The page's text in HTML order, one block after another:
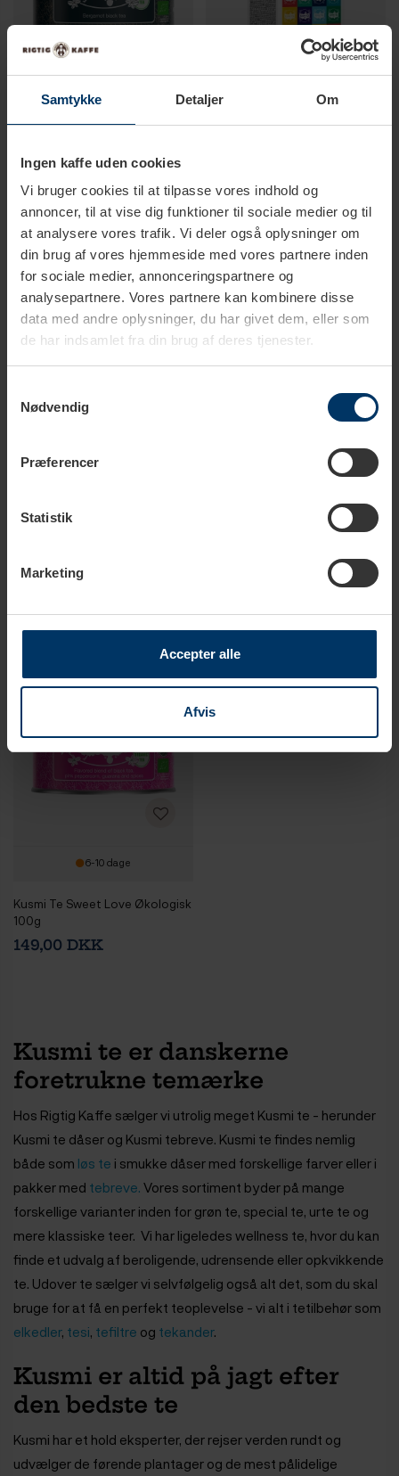
Samtykke Detaljer Om
Ingen kaffe uden cookies
Vi bruger cookies til at tilpasse vores indhold og
annoncer, til at vise dig funktioner til sociale medier og til
at analysere vores trafik. Vi deler også oplysninger om
din brug af vores hjemmeside med vores partnere inden
for sociale medier, annonceringspartnere og
analysepartnere. Vores partnere kan kombinere disse
data med andre oplysninger, du har givet dem, eller som
de har indsamlet fra din brug af deres tjenester.
Nødvendig
Præferencer
Statistik
Marketing
Accepter alle
Afvis
1-2 hverdage
100g
149,00 DKK
1-2 hverdage
179,95 DKK
Kusmi Te White Berries 90g
149,95 DKK
Kusmi Grøn Te Spearmint
6-10 dage
Kusmi Te Sweet Love Økologisk
100g
149,00 DKK
Kusmi te er danskerne
foretrukne temærke
Hos Rigtig Kaffe sælger vi utrolig meget Kusmi te - herunder
Kusmi te dåser og Kusmi tebreve. Kusmi te findes nemlig
både som løs te i smukke dåser med forskellige farver eller i
pakker med tebreve. Vores sortiment byder på mange
forskellige varianter inden for grøn te, special te, urte te og
mere klassiske teer. Vi har ligeledes wellness te, hvor du kan
finde et udvalg af beroligende, udrensende eller opkvikkende
te. Udover te sælger vi selvfølgelig også alt det, som du skal
bruge for at få en perfekt teoplevelse - vi alt i tetilbehør som
elkedler, tesi, tefiltre og tekander.
Kusmi er altid på jagt efter
den bedste te
Kusmi har et hold eksperter, der rejser verden rundt og
udvælger de førende plantager og de mest pålidelige